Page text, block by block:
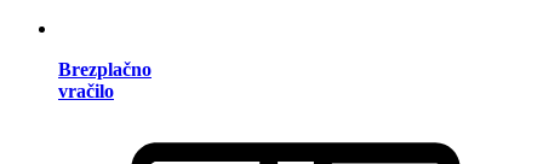
Brezplačno
vračilo